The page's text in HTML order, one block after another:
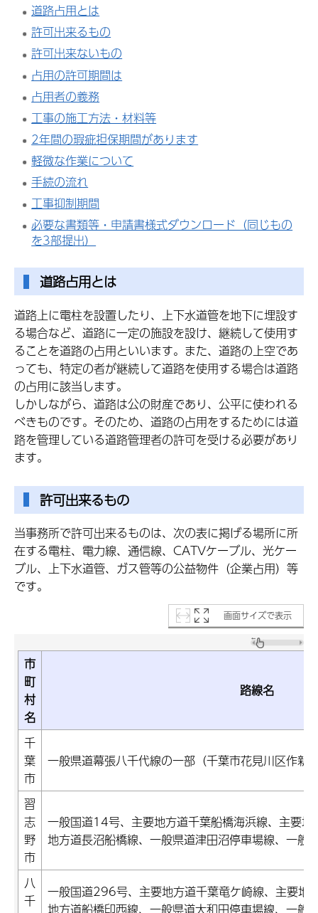
道路占用とは
許可出来るもの
許可出来ないもの
占用の許可期間は
占用者の義務
工事の施工方法・材料等
2年間の瑕疵担保期間があります
軽微な作業について
手続の流れ
工事抑制期間
必要な書類等・申請書様式ダウンロード（同じもの
を3部提出）
道路占用とは
道路上に電柱を設置したり、上下水道管を地下に埋設す
る場合など、道路に一定の施設を設け、継続して使用す
ることを道路の占用といいます。また、道路の上空であ
っても、特定の者が継続して道路を使用する場合は道路
の占用に該当します。
しかしながら、道路は公の財産であり、公平に使われる
べきものです。そのため、道路の占用をするためには道
路を管理している道路管理者の許可を受ける必要があり
ます。
許可出来るもの
当事務所で許可出来るものは、次の表に掲げる場所に所
在する電柱、電力線、通信線、CATVケーブル、光ケー
ブル、上下水道管、ガス管等の公益物件（企業占用）等
です。
画面サイズで表示
市
町
村
名
路線名
千
葉
市
一般県道幕張八千代線の一部（千葉市花見川区作新
習
志
野
市
一般国道14号、主要地方道千葉船橋海浜線、主要
地方道長沼船橋線、一般県道津田沼停車場線、一般
八
千
一般国道296号、主要地方道千葉竜ケ崎線、主要地
地方道船橋印西線、一般県道大和田停車場線、一般